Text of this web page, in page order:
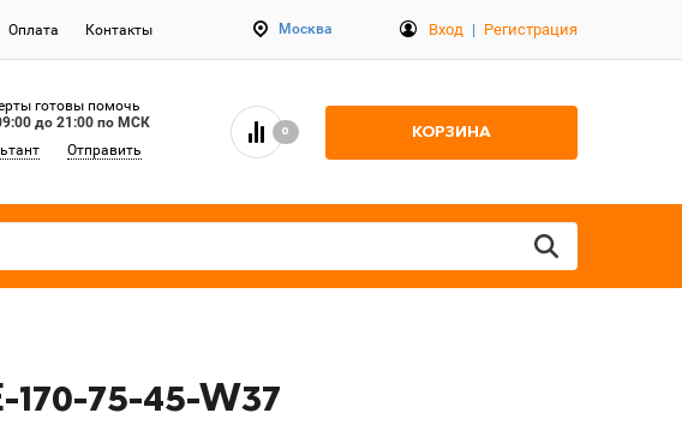
Оплата Контакты Москва Вход | Регистрация
готовы помочь
до 21:00 по МСК
Отправить
0 КОРЗИНА
75-45-W37